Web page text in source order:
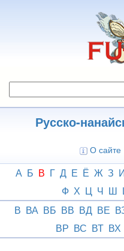
Русско-
О сайте
А Б В Г Д Е Ё Ж З
Ф Х Ц Ч Ш
В ВА ВБ ВВ ВД ВЕ
ВР ВС ВТ ВХ